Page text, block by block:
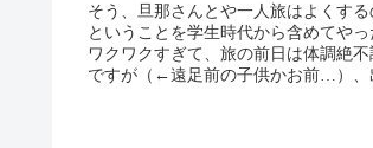
そう、旦那さんとや一人旅はよくす
ということを学生時代から含めてや
ワクワクすぎて、旅の前日は体調絶
ですが（←遠足前の子供かお前…）、